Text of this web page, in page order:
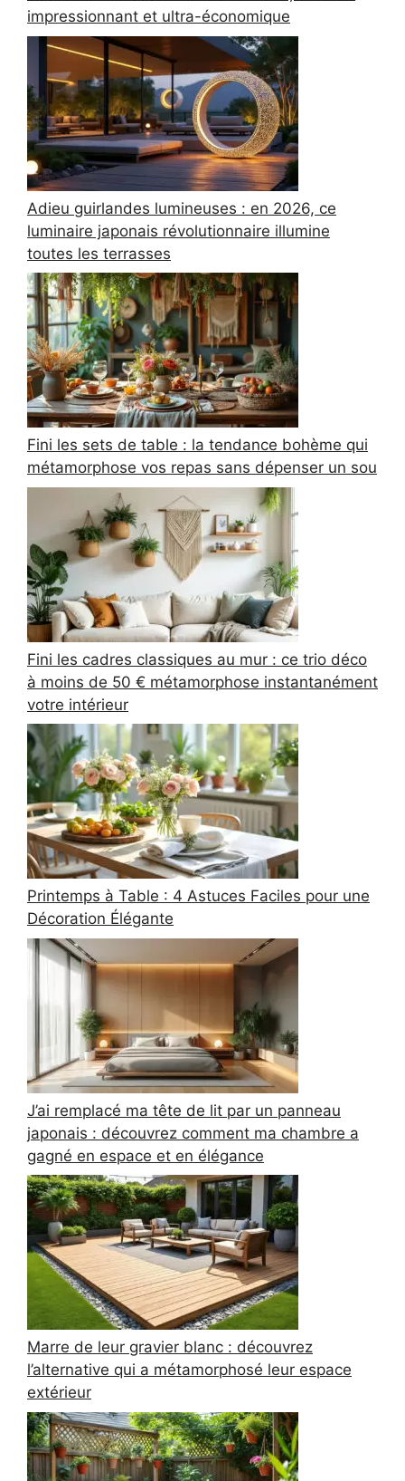
impressionnant et ultra-économique
Adieu guirlandes lumineuses : en 2026, ce
luminaire japonais révolutionnaire illumine
toutes les terrasses
Fini les sets de table : la tendance bohème qui
métamorphose vos repas sans dépenser un sou
Fini les cadres classiques au mur : ce trio déco
à moins de 50 € métamorphose instantanément
votre intérieur
Printemps à Table : 4 Astuces Faciles pour une
Décoration Élégante
J’ai remplacé ma tête de lit par un panneau
japonais : découvrez comment ma chambre a
gagné en espace et en élégance
Marre de leur gravier blanc : découvrez
l’alternative qui a métamorphosé leur espace
extérieur